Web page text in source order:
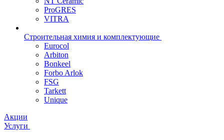
ProGRES
VITRA
Строительная химия и комплектующие
Eurocol
Arbiton
Bonkeel
Forbo Arlok
FSG
Tarkett
Unique
Акции
Услуги